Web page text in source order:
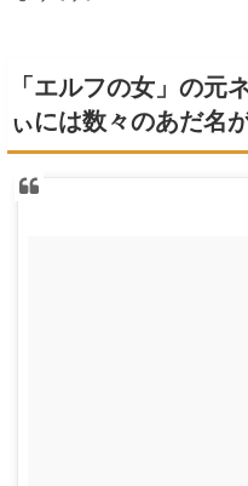
「エルフの女」の元
ぃには数々のあだ名が